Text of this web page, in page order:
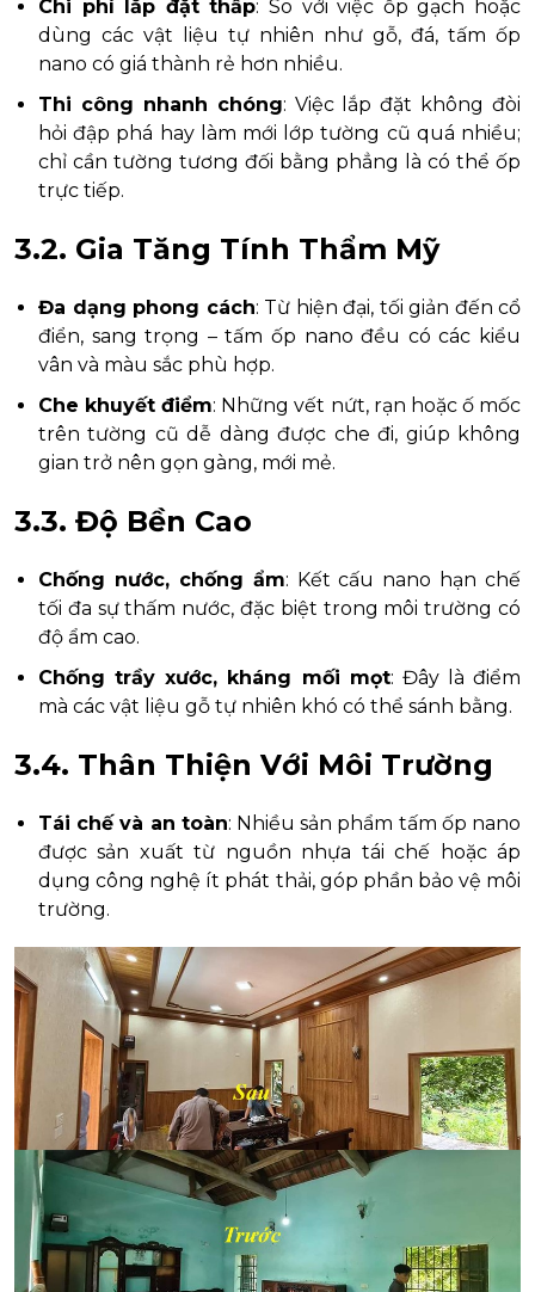
Chi phí lắp đặt thấp: So với việc ốp gạch hoặc
dùng các vật liệu tự nhiên như gỗ, đá, tấm ốp
nano có giá thành rẻ hơn nhiều.
Thi công nhanh chóng: Việc lắp đặt không đòi
hỏi đập phá hay làm mới lớp tường cũ quá nhiều;
chỉ cần tường tương đối bằng phẳng là có thể ốp
trực tiếp.
3.2. Gia Tăng Tính Thẩm Mỹ
Đa dạng phong cách: Từ hiện đại, tối giản đến cổ
điển, sang trọng – tấm ốp nano đều có các kiểu
vân và màu sắc phù hợp.
Che khuyết điểm: Những vết nứt, rạn hoặc ố mốc
trên tường cũ dễ dàng được che đi, giúp không
gian trở nên gọn gàng, mới mẻ.
3.3. Độ Bền Cao
Chống nước, chống ẩm: Kết cấu nano hạn chế
tối đa sự thấm nước, đặc biệt trong môi trường có
độ ẩm cao.
Chống trầy xước, kháng mối mọt: Đây là điểm
mà các vật liệu gỗ tự nhiên khó có thể sánh bằng.
3.4. Thân Thiện Với Môi Trường
Tái chế và an toàn: Nhiều sản phẩm tấm ốp nano
được sản xuất từ nguồn nhựa tái chế hoặc áp
dụng công nghệ ít phát thải, góp phần bảo vệ môi
trường.